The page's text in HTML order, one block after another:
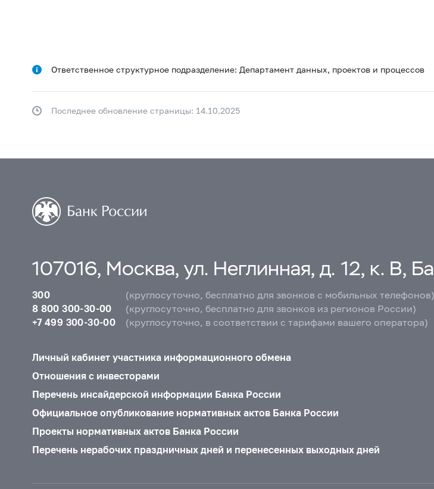
Ответственное структурное подразделение: Департамент данных, проектов и процессов
Последнее обновление страницы: 14.10.2025
107016, Москва, ул. Неглинная, д. 12, к. В,
300
(круглосуточно, бесплатно для звонков с мобильных телефонов)
8 800 300-30-00
(круглосуточно, бесплатно для звонков из регионов России)
+7 499 300-30-00
(круглосуточно, в соответствии с тарифами вашего оператора)
Личный кабинет участника информационного обмена
Отношения с инвесторами
Перечень инсайдерской информации Банка России
Официальное опубликование нормативных актов Банка России
Проекты нормативных актов Банка России
Перечень нерабочих праздничных дней и перенесенных выходных дней